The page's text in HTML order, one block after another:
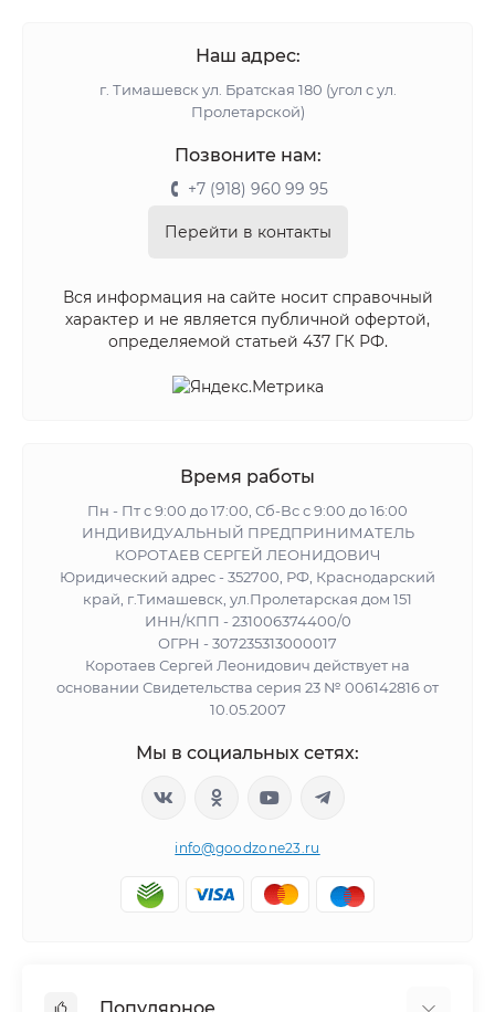
Наш адрес:
г. Тимашевск ул. Братская 180 (угол с ул.
Пролетарской)
Позвоните нам:
+7 (918) 960 99 95
Перейти в контакты
Вся информация на сайте носит справочный
характер и не является публичной офертой,
определяемой статьей 437 ГК РФ.
Время работы
Пн - Пт с 9:00 до 17:00, Сб-Вс с 9:00 до 16:00
ИНДИВИДУАЛЬНЫЙ ПРЕДПРИНИМАТЕЛЬ
КОРОТАЕВ СЕРГЕЙ ЛЕОНИДОВИЧ
Юридический адрес - 352700, РФ, Краснодарский
край, г.Тимашевск, ул.Пролетарская дом 151
ИНН/КПП - 231006374400/0
ОГРН - 307235313000017
Коротаев Сергей Леонидович действует на
основании Свидетельства серия 23 № 006142816 от
10.05.2007
Мы в социальных сетях:
info@goodzone23.ru